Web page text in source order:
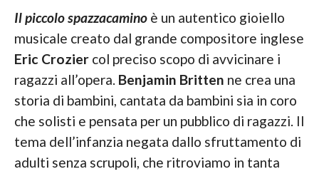
Il piccolo spazzacaminoè un autentico gioiello
musicale creato dal grande compositore inglese
Eric Croziercol preciso scopo di avvicinare i
ragazzi all’opera. Benjamin Britten ne crea una
storia di bambini, cantata da bambini sia in coro
che solisti e pensata per un pubblico di ragazzi. Il
tema dell’infanzia negata dallo sfruttamento di
adulti senza scrupoli, che ritroviamo in tanta